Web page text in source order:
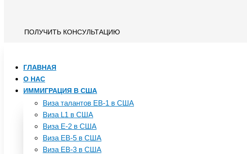
ПОЛУЧИТЬ КОНСУЛЬТАЦИЮ
ГЛАВНАЯ
О НАС
ИММИГРАЦИЯ В США
Виза талантов EB-1 в США
Виза L1 в США
Виза E-2 в США
Виза EB-5 в США
Виза EB-3 в США